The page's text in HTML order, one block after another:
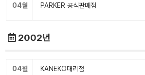
04월 PARKER 공식판매점
2002년
04월 KANEKO대리점